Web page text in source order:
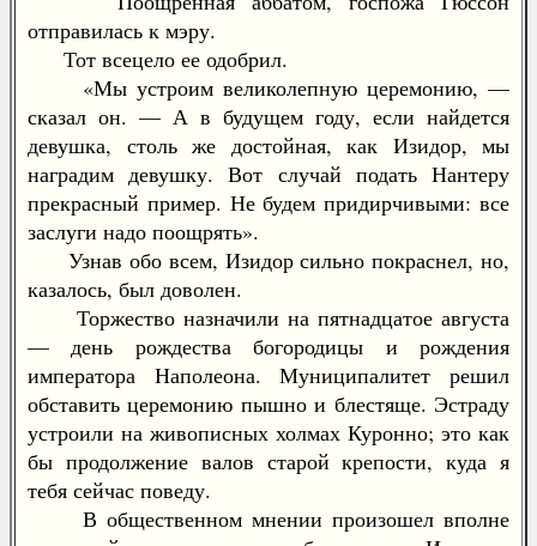
отправилась к мэру.
Тот всецело ее одобрил.
«Мы устроим великолепную церемонию, —
сказал он. — А в будущем году, если найдется
девушка, столь же достойная, как Изидор, мы
наградим девушку. Вот случай подать Нантеру
прекрасный пример. Не будем придирчивыми: все
заслуги надо поощрять».
Узнав обо всем, Изидор сильно покраснел, но,
казалось, был доволен.
Торжество назначили на пятнадцатое августа
— день рождества богородицы и рождения
императора Наполеона. Муниципалитет решил
обставить церемонию пышно и блестяще. Эстраду
устроили на живописных холмах Куронно; это как
бы продолжение валов старой крепости, куда я
тебя сейчас поведу.
В общественном мнении произошел вполне